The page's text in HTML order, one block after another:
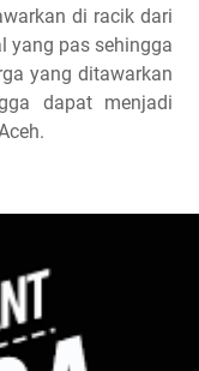
di racik dari
yang pas sehingga
yang ditawarkan
dapat menjadi